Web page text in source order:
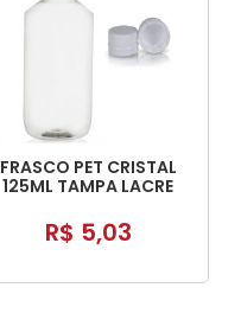
FRASCO PET CRISTAL
125ML TAMPA LACRE
R$ 5,03